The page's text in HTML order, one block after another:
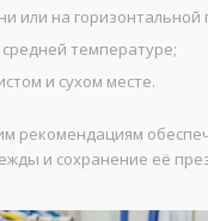
или на горизонтальной
температуре;
и сухом месте.
рекомендациям
и сохранение её